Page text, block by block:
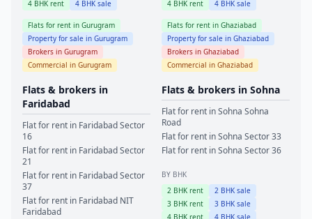
4 BHK rent 4 BHK sale
Flats for rent in Gurugram
Property for sale in Gurugram
Brokers in Gurugram
Commercial in Gurugram
4 BHK rent 4 BHK sale
Flats for rent in Ghaziabad
Property for sale in Ghaziabad
Brokers in Ghaziabad
Commercial in Ghaziabad
Flats & brokers in
Faridabad
Flat for rent in FaridabadSector
16
Flat for rent in FaridabadSector
21
Flat for rent in FaridabadSector
37
Flat for rent in Faridabad NIT
Faridabad
Flats & brokers in Sohna
Flat for rent inSohna Sohna
Road
Flat for rent inSohna Sector 33
Flat for rent inSohna Sector 36
BY BHK
2 BHK rent 2 BHK sale
3 BHK rent 3 BHK sale
4 BHK rent 4 BHK sale